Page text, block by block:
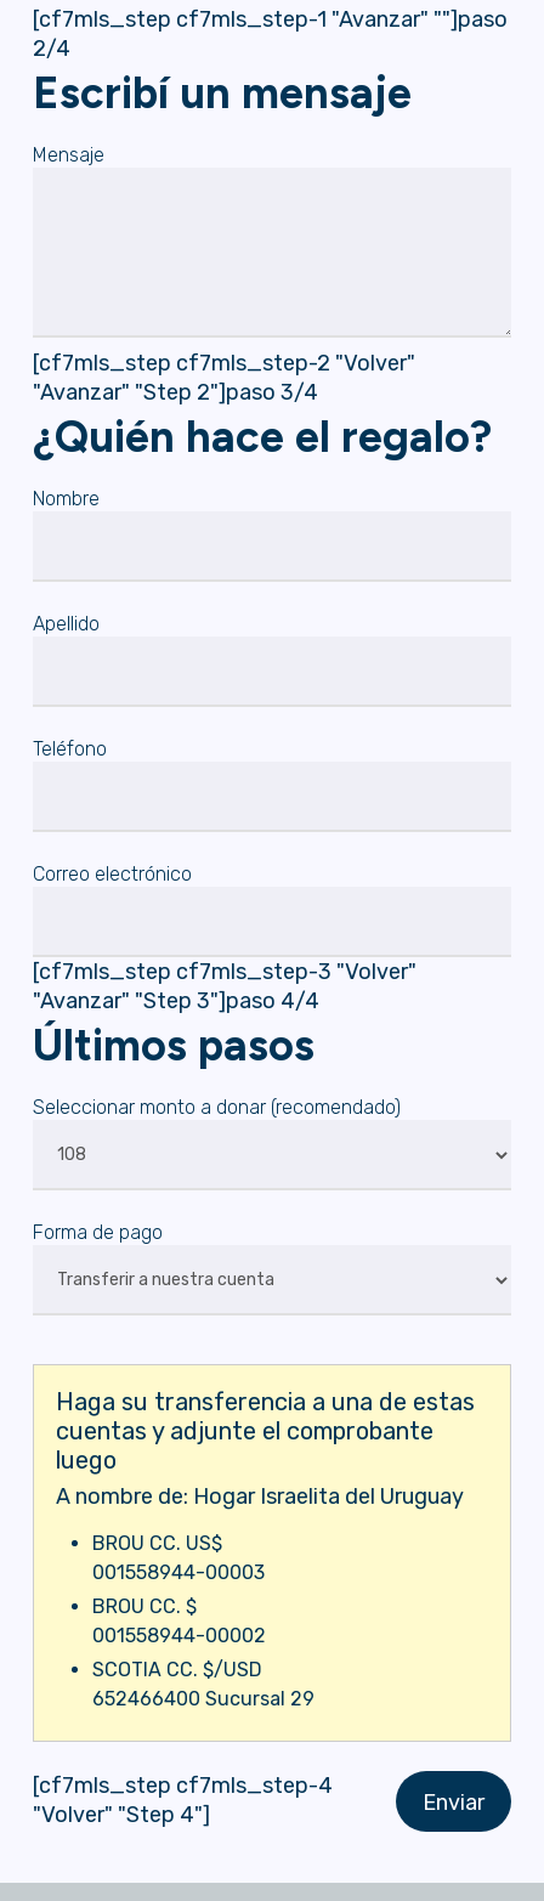
[cf7mls_step cf7mls_step-1 "Avanzar" ""]paso
2/4
Escribí un mensaje
Mensaje
[cf7mls_step cf7mls_step-2 "Volver"
"Avanzar" "Step 2"]paso 3/4
¿Quién hace el regalo?
Nombre
Apellido
Teléfono
Correo electrónico
[cf7mls_step cf7mls_step-3 "Volver"
"Avanzar" "Step 3"]paso 4/4
Últimos pasos
Seleccionar monto a donar (recomendado)
Forma de pago
Haga su transferencia a una de estas
cuentas y adjunte el comprobante
luego
A nombre de: Hogar Israelita del Uruguay
BROU CC. US$
001558944-00003
BROU CC. $
001558944-00002
SCOTIA CC. $/USD
652466400 Sucursal 29
[cf7mls_step cf7mls_step-4
"Volver" "Step 4"]